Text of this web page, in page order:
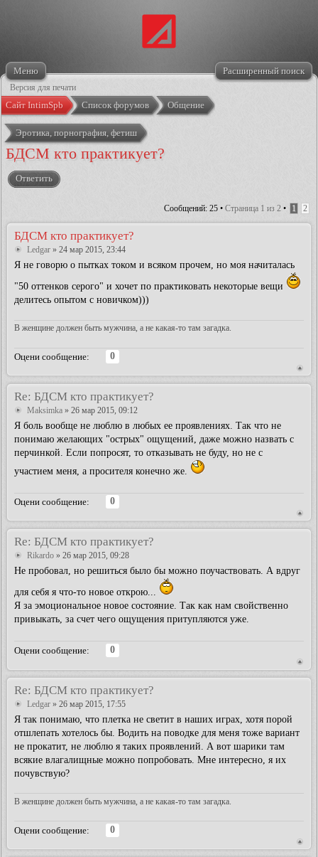
Меню Расширенный поиск
Версия для печати
Сайт IntimSpb Список форумов Общение
Эротика, порнография, фетиш
БДСМ кто практикует?
Ответить
Сообщений: 25 • Страница 1 из 2 • 1 2
БДСМ кто практикует?
Ledgar » 24 мар 2015, 23:44
Я не говорю о пытках током и всяком прочем, но моя начиталась
"50 оттенков серого" и хочет по практиковать некоторые вещи
делитесь опытом с новичком)))
В женщине должен быть мужчина, а не какая-то там загадка.
Оцени сообщение:
0
Re: БДСМ кто практикует?
Maksimka » 26 мар 2015, 09:12
Я боль вообще не люблю в любых ее проявлениях. Так что не
понимаю желающих "острых" ощущений, даже можно назвать с
перчинкой. Если попросят, то отказывать не буду, но не с
участием меня, а просителя конечно же.
Оцени сообщение:
0
Re: БДСМ кто практикует?
Rikardo » 26 мар 2015, 09:28
Не пробовал, но решиться было бы можно поучаствовать. А вдруг
для себя я что-то новое открою...
Я за эмоциональное новое состояние. Так как нам свойственно
привыкать, за счет чего ощущения притупляются уже.
Оцени сообщение:
0
Re: БДСМ кто практикует?
Ledgar » 26 мар 2015, 17:55
Я так понимаю, что плетка не светит в наших играх, хотя порой
отшлепать хотелось бы. Водить на поводке для меня тоже вариант
не прокатит, не люблю я таких проявлений. А вот шарики там
всякие влагалищные можно попробовать. Мне интересно, я их
почувствую?
В женщине должен быть мужчина, а не какая-то там загадка.
Оцени сообщение:
0